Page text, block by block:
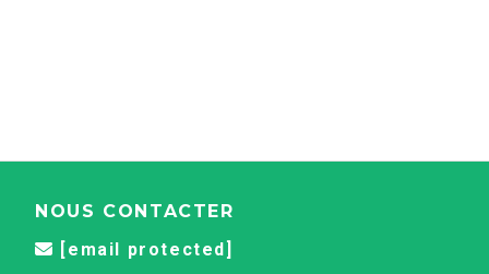
NOUS CONTACTER
 [email protected]